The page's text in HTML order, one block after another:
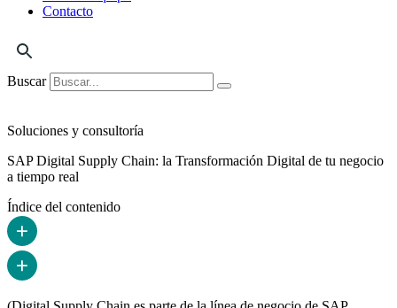
Contacto
Buscar
Soluciones y consultoría
SAP Digital Supply Chain: la Transformación Digital de tu negocio
a tiempo real
Índice del contenido